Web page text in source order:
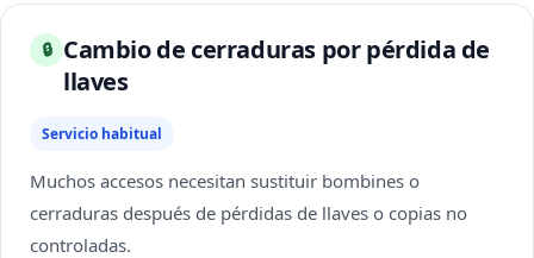
🔒 Cambio de cerraduras por pérdida de
llaves
Servicio habitual
Muchos accesos necesitan sustituir bombines o
cerraduras después de pérdidas de llaves o copias no
controladas.